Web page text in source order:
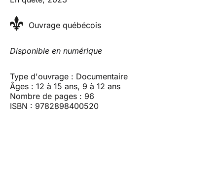
Ouvrage québécois
Disponible en numérique
Type d'ouvrage : Documentaire
Âges : 12 à 15 ans, 9 à 12 ans
Nombre de pages : 96
ISBN : 9782898400520